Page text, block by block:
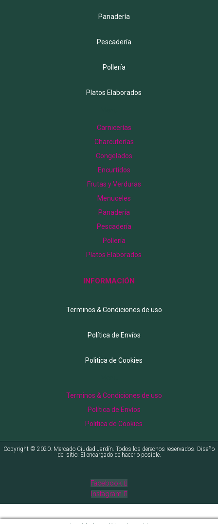
Panadería
Pescadería
Pollería
Platos Elaborados
Carnicerías
Charcuterías
Congelados
Encurtidos
Frutas y Verduras
Menuceles
Panadería
Pescadería
Pollería
Platos Elaborados
INFORMACIÓN
Terminos & Condiciones de uso
Política de Envíos
Politica de Cookies
Terminos & Condiciones de uso
Política de Envíos
Politica de Cookies
Copyright © 2020. Mercado Ciudad Jardín. Todos los derechos reservados. Diseño
del sitio: El encargado de hacerlo posible.
Facebook
Instagram